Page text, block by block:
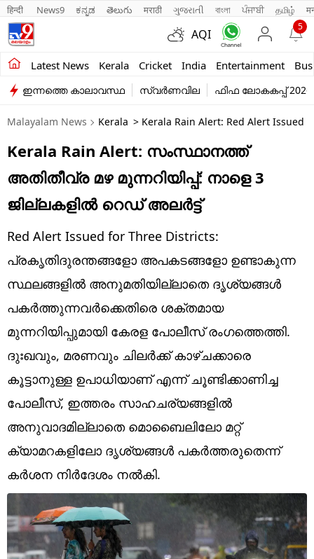
हिन्दी News9 ಕನ್ನಡ తెలుగు मराठी ગુજરાતી বাংলা ਪੰਜਾਬੀ தமிழ்
AQI
5
Latest News Kerala Cricket India Entertainment
Kerala
India
Entertainment
Business
Education
Lifestyle
world
Technology
Religion
Web Story
Short Videos
ഇന്നത്തെ കാലാവസ്ഥ സ്വർണവില ഫിഫ ലോകകപ്പ് 2026
Malayalam News Kerala > Kerala Rain Alert: Red Alert Issued
Kerala Rain Alert: സംസ്ഥാനത്ത്
അതിതീവ്ര മഴ മുന്നറിയിപ്പ്: നാളെ 3
ജില്ലകളിൽ റെഡ് അലർട്ട്
Red Alert Issued for Three Districts:
പ്രകൃതിദുരന്തങ്ങളോ അപകടങ്ങളോ ഉണ്ടാകുന്ന
സ്ഥലങ്ങളിൽ അനുമതിയില്ലാതെ ദൃശ്യങ്ങൾ
പകർത്തുന്നവർക്കെതിരെ ശക്തമായ
മുന്നറിയിപ്പുമായി കേരള പോലീസ് രംഗത്തെത്തി.
ദുഃഖവും, മരണവും ചിലർക്ക് കാഴ്ചക്കാരെ
കൂട്ടാനുള്ള ഉപാധിയാണ് എന്ന് ചൂണ്ടിക്കാണിച്ച
പോലീസ്, ഇത്തരം സാഹചര്യങ്ങളിൽ
അനുവാദമില്ലാതെ മൊബൈലിലോ മറ്റ്
ക്യാമറകളിലോ ദൃശ്യങ്ങൾ പകർത്തരുതെന്ന്
കർശന നിർദേശം നൽകി.